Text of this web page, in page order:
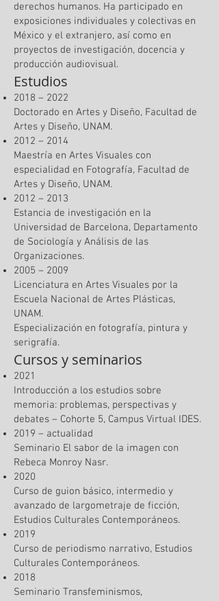
derechos humanos. Ha participado en
exposiciones individuales y colectivas en
México y el extranjero, así como en
proyectos de investigación, docencia y
producción audiovisual.
Estudios
2018 – 2022
Doctorado en Artes y Diseño, Facultad de
Artes y Diseño, UNAM.
2012 – 2014
Maestría en Artes Visuales con
especialidad en Fotografía, Facultad de
Artes y Diseño, UNAM.
2012 – 2013
Estancia de investigación en la
Universidad de Barcelona, Departamento
de Sociología y Análisis de las
Organizaciones.
2005 – 2009
Licenciatura en Artes Visuales por la
Escuela Nacional de Artes Plásticas,
UNAM.
Especialización en fotografía, pintura y
serigrafía.
Cursos y seminarios
2021
Introducción a los estudios sobre
memoria: problemas, perspectivas y
debates – Cohorte 5, Campus Virtual IDES.
2019 – actualidad
Seminario El sabor de la imagen con
Rebeca Monroy Nasr.
2020
Curso de guion básico, intermedio y
avanzado de largometraje de ficción,
Estudios Culturales Contemporáneos.
2019
Curso de periodismo narrativo, Estudios
Culturales Contemporáneos.
2018
Seminario Transfeminismos,